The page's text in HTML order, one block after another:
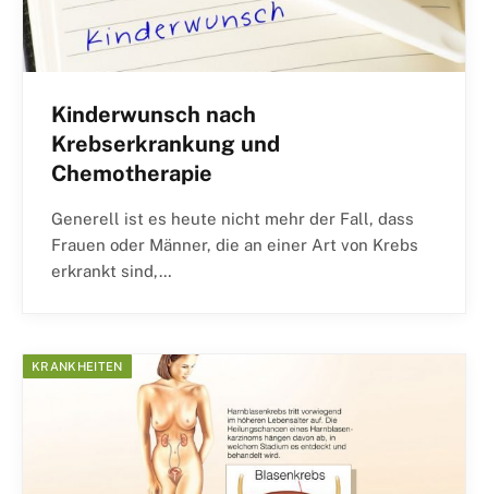
Kinderwunsch nach
Krebserkrankung und
Chemotherapie
Generell ist es heute nicht mehr der Fall, dass
Frauen oder Männer, die an einer Art von Krebs
erkrankt sind,…
KRANKHEITEN